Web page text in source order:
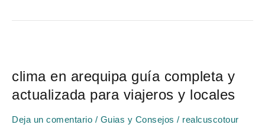
clima en arequipa guía completa y
actualizada para viajeros y locales
Deja un comentario / Guias y Consejos / realcuscotour
arequipa
guía
y